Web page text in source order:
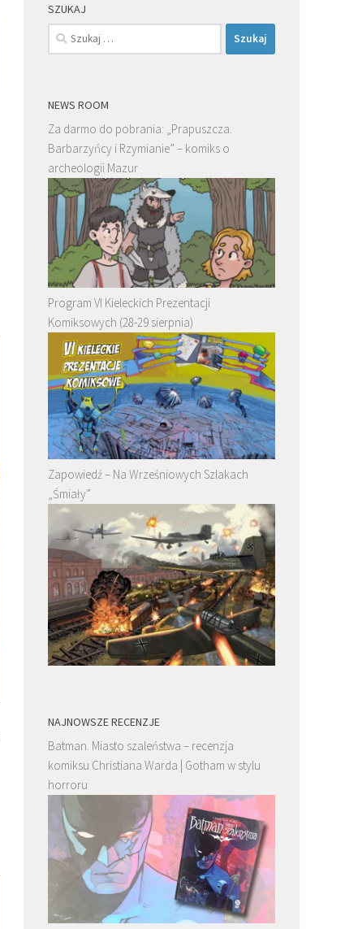
SZUKAJ
Szukaj:
NEWS ROOM
Za darmo do pobrania: „Prapuszcza.
Barbarzyńcy i Rzymianie” – komiks o
archeologii Mazur
Program VI Kieleckich Prezentacji
Komiksowych (28-29 sierpnia)
Zapowiedź – Na Wrześniowych Szlakach
„Śmiały”
NAJNOWSZE RECENZJE
Batman. Miasto szaleństwa – recenzja
komiksu Christiana Warda | Gotham w stylu
horroru